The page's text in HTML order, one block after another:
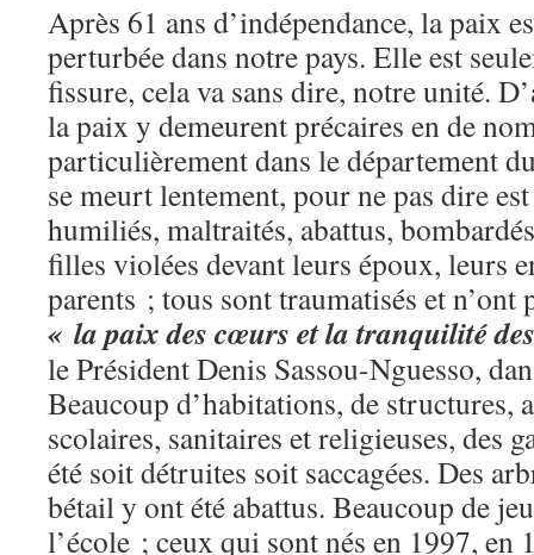
Après 61 ans d’indépendance, la paix
perturbée dans notre pays. Elle est
fissure, cela va sans dire, notre unité.
la paix y demeurent précaires en de
particulièrement dans le département
se meurt lentement, pour ne pas dire
humiliés, maltraités, abattus,
filles violées devant leurs époux, leurs
parents ; tous sont traumatisés et n’ont
« la paix des cœurs et la tranquilité des
le Président Denis Sassou-Nguesso,
Beaucoup d’habitations, de structures,
scolaires, sanitaires et religieuses, des
été soit détruites soit saccagées. Des
bétail y ont été abattus. Beaucoup de
l’école ; ceux qui sont nés en 1997, en